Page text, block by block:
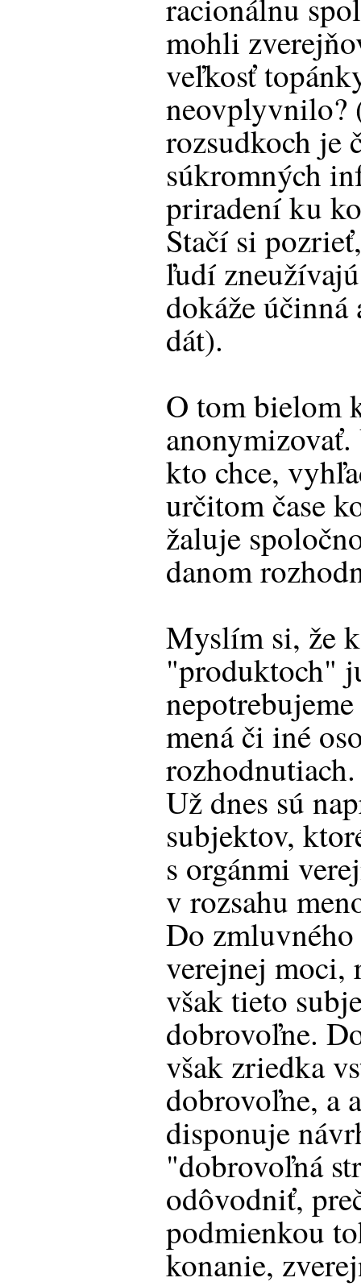
racionálnu
mohli
veľkosť
neovplyvnilo?
rozsudkoch je
súkromných
priradení ku
Stačí si
ľudí
dokáže účinná
dát).
O tom bielom
kto chce,
určitom čase
žaluje
danom
Myslím si, že
"produktoch"
mená či iné
rozhodnutiach.
Už dnes sú
subjektov,
s orgánmi
v rozsahu
Do
verejnej moci,
však tieto
dobrovoľne.
však zriedka
dobrovoľne, a
disponuje
"dobrovoľná
odôvodniť,
podmienkou
konanie,